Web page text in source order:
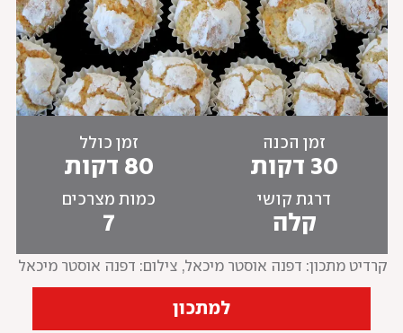
זמן הכנה
30 דקות
זמן כולל
80 דקות
דרגת קושי
קלה
כמות מצרכים
7
קרדיט מתכון: דפנה אוסטר מיכאל, צילום: דפנה אוסטר מיכאל
למתכון